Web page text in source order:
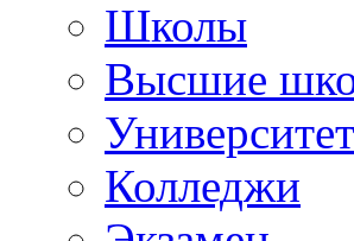
Школы
Высшие
Колледжи